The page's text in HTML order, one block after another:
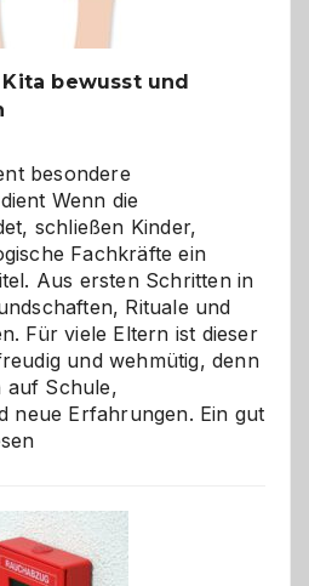
bewusst und
besondere
Wenn die
schließen Kinder,
Fachkräfte ein
Aus ersten Schritten in
Rituale und
Für viele Eltern ist dieser
und wehmütig, denn
auf Schule,
neue Erfahrungen. Ein gut